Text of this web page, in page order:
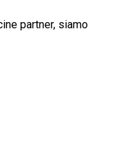
partner, siamo